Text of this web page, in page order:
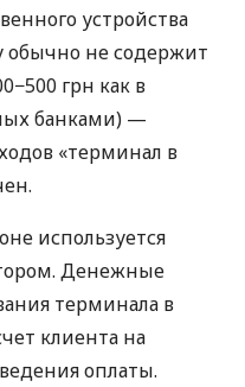
устройства
обычно не содержит
грн как в
банками) —
«терминал в
используется
Денежные
терминала в
клиента на
оплаты.